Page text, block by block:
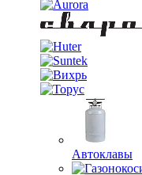
Автоклавы